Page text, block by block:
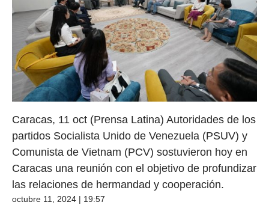
Caracas, 11 oct (Prensa Latina) Autoridades de los
partidos Socialista Unido de Venezuela (PSUV) y
Comunista de Vietnam (PCV) sostuvieron hoy en
Caracas una reunión con el objetivo de profundizar
las relaciones de hermandad y cooperación.
octubre 11, 2024 | 19:57